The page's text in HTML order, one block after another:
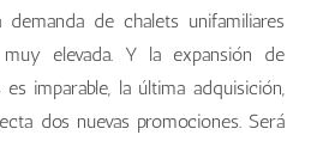
de chalets unifamiliares
elevada. Y la expansión de
imparable, la última adquisición,
dos nuevas promociones. Será